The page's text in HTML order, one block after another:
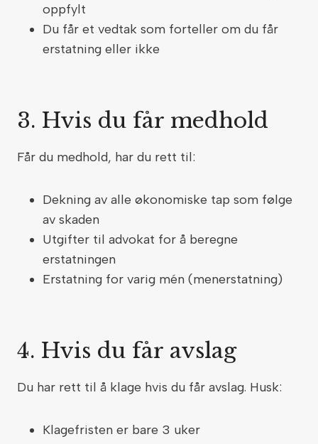
oppfylt
Du får et vedtak som forteller om du får
erstatning eller ikke
3. Hvis du får medhold
Får du medhold, har du rett til:
Dekning av alle økonomiske tap som følge
av skaden
Utgifter til advokat for å beregne
erstatningen
Erstatning for varig mén (menerstatning)
4. Hvis du får avslag
Du har rett til å klage hvis du får avslag. Husk:
Klagefristen er bare 3 uker